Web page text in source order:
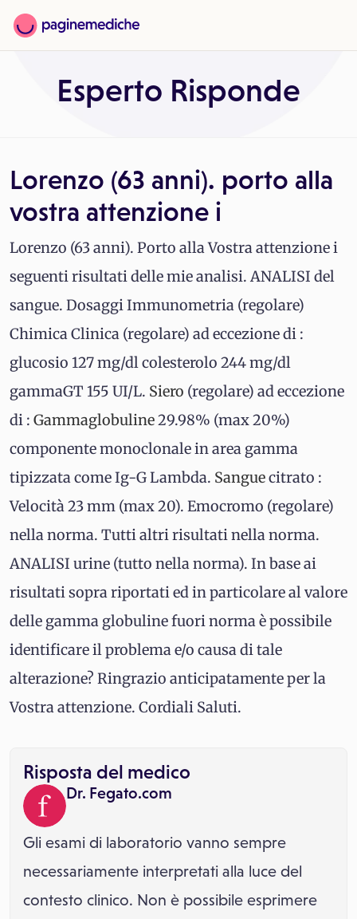
Esperto Risponde
Lorenzo (63 anni). porto alla
vostra attenzione i
Lorenzo (63 anni). Porto alla Vostra attenzione i
seguenti risultati delle mie analisi. ANALISI del
sangue. Dosaggi Immunometria (regolare)
Chimica Clinica (regolare) ad eccezione di :
glucosio 127 mg/dl colesterolo 244 mg/dl
gammaGT 155 UI/L. Siero (regolare) ad eccezione
di : Gammaglobuline29.98% (max 20%)
componente monoclonale in area gamma
tipizzata come Ig-G Lambda. Sanguecitrato :
Velocità 23 mm (max 20). Emocromo (regolare)
nella norma. Tutti altri risultati nella norma.
ANALISI urine (tutto nella norma). In base ai
risultati sopra riportati ed in particolare al valore
delle gamma globuline fuori norma è possibile
identificare il problema e/o causa di tale
alterazione? Ringrazio anticipatamente per la
Vostra attenzione. Cordiali Saluti.
Risposta del medico
Dr. Fegato.com
Gli esami di laboratorio vanno sempre
necessariamente interpretati alla luce del
contesto clinico. Non è possibile esprimere